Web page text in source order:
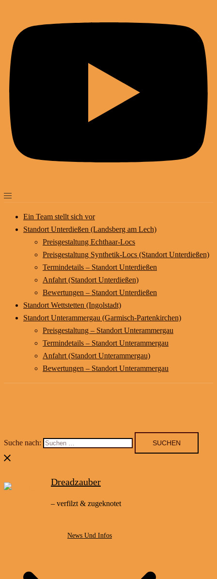
Ein Team stellt sich vor
Standort Unterdießen (Landsberg am Lech)
Preisgestaltung Echthaar-Locs
Preisgestaltung Synthetik-Locs (Standort Unterdießen)
Termindetails – Standort Unterdießen
Anfahrt (Standort Unterdießen)
Bewertungen – Standort Unterdießen
Standort Wettstetten (Ingolstadt)
Standort Unterammergau (Garmisch-Partenkirchen)
Preisgestaltung – Standort Unterammergau
Termindetails – Standort Unterammergau
Anfahrt (Standort Unterammergau)
Bewertungen – Standort Unterammergau
Suche nach:
Dreadzauber
– verfilzt & zugeknotet
News Und Infos